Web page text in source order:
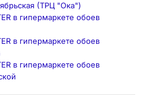
(ТРЦ "Ока")
в гипермаркете обоев
в гипермаркете обоев
в гипермаркете обоев